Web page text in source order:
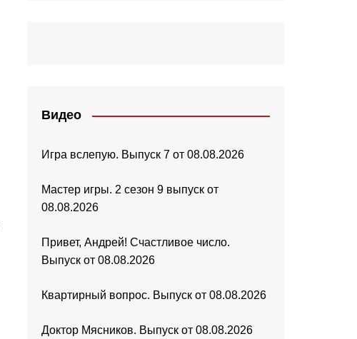
Видео
Игра вслепую. Выпуск 7 от 08.08.2026
Мастер игры. 2 сезон 9 выпуск от
08.08.2026
Привет, Андрей! Счастливое число.
Выпуск от 08.08.2026
Квартирный вопрос. Выпуск от 08.08.2026
Доктор Мясников. Выпуск от 08.08.2026